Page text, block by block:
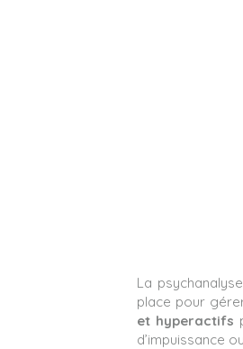
La
place pour
et hyperactifs
d’impuissance